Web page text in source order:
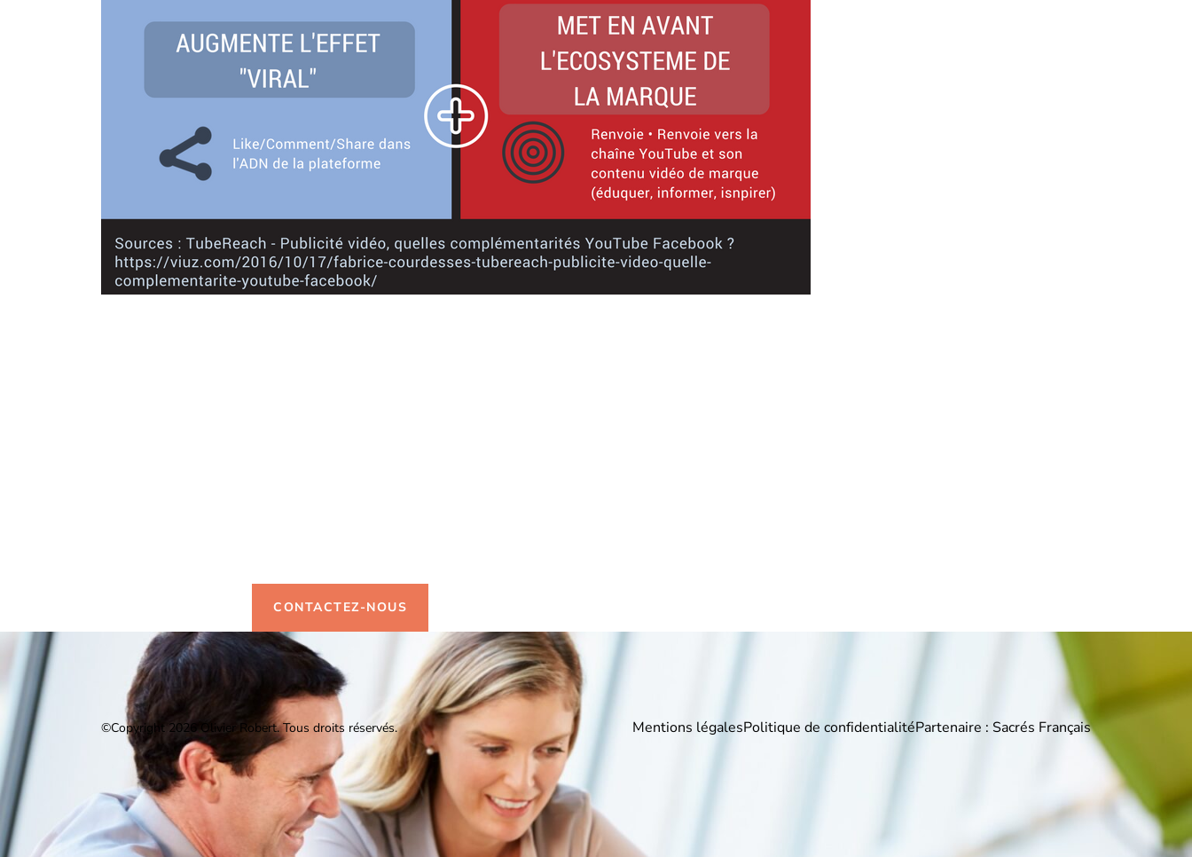
CONTACTEZ-NOUS
©Copyright 2026 Olivier Robert.Tous droits réservés. Mentions légalesPolitique de confidentialitéPartenaire : Sacrés Français